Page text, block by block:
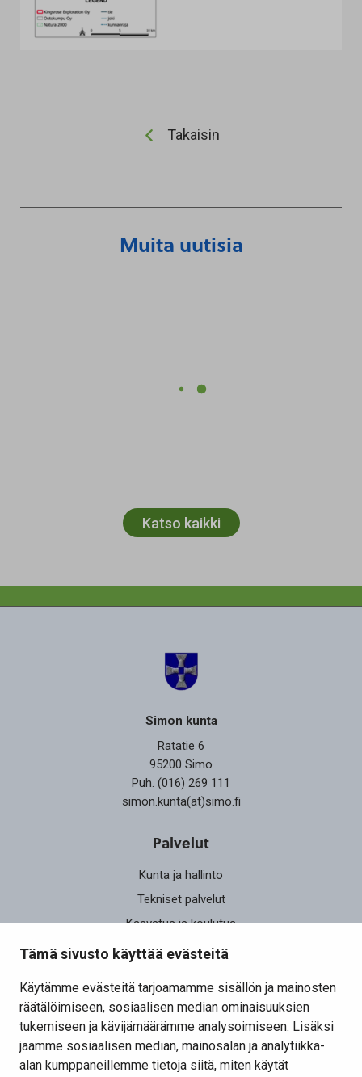
Tämä sivusto käyttää evästeitä
Käytämme evästeitä tarjoamamme sisällön ja mainosten
räätälöimiseen, sosiaalisen median ominaisuuksien
tukemiseen ja kävijämäärämme analysoimiseen. Lisäksi
jaamme sosiaalisen median, mainosalan ja analytiikka-
alan kumppaneillemme tietoja siitä, miten käytät
Takaisin
Muita uutisia
Katso kaikki
Simon kunta
Ratatie 6
95200 Simo
Puh. (016) 269 111
simon.kunta(at)simo.fi
Palvelut
Kunta ja hallinto
Tekniset palvelut
Kasvatus ja koulutus
Elinvoima
Osallistu ja vaikuta
Kansalaisaloite
Lomakkeet